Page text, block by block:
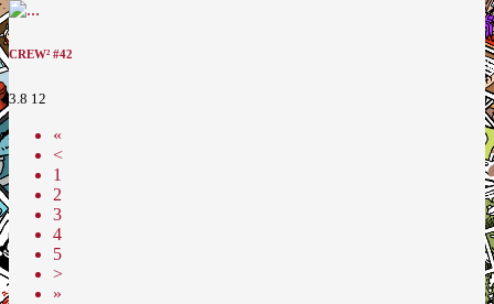
CREW² #42
3.8 12
«
<
1
2
3
4
5
>
»